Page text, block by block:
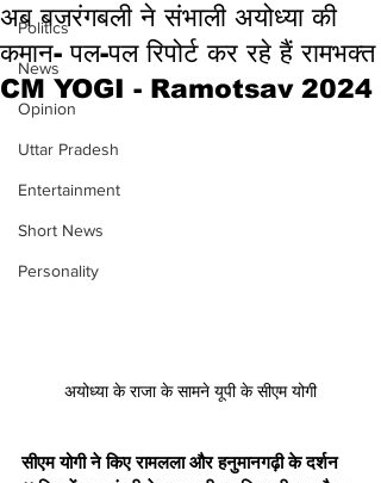
Politics
News
Opinion
Uttar Pradesh
Entertainment
Short News
Personality
अब बजरंगबली ने संभाली अयोध्या की
कमान- पल-पल रिपोर्ट कर रहे हैं रामभक्त
CM YOGI - Ramotsav 2024
अयोध्या के राजा के सामने यूपी के सीएम योगी
सीएम योगी ने किए रामलला और हनुमानगढ़ी के दर्शन